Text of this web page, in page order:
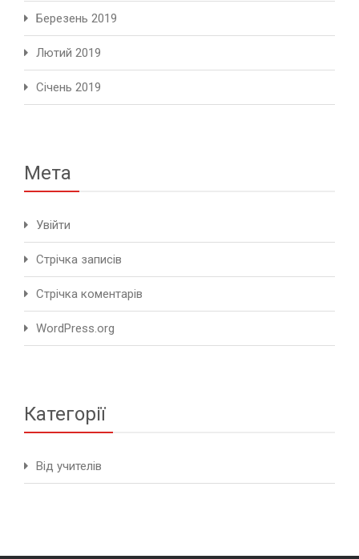
Березень 2019
Лютий 2019
Січень 2019
Мета
Увійти
Стрічка записів
Стрічка коментарів
WordPress.org
Категорії
Від учителів